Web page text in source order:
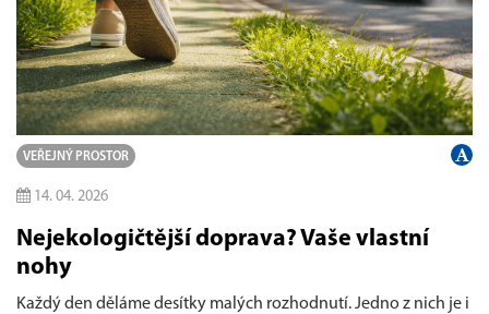
VEŘEJNÝ PROSTOR
14. 04. 2026
Nejekologičtější doprava? Vaše vlastní
nohy
Každý den děláme desítky malých rozhodnutí. Jedno z nich je i